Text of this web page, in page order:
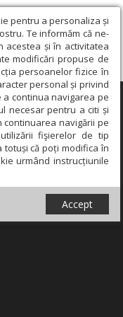
pentru a personaliza și
Te informăm că ne-
acestea și în activitatea
modificări propuse de
persoanelor fizice în
personal și privind
continua navigarea pe
necesar pentru a citi și
continuarea navigării pe
fişierelor de tip
totuși că poți modifica în
urmând instrucțiunile
Accept
×